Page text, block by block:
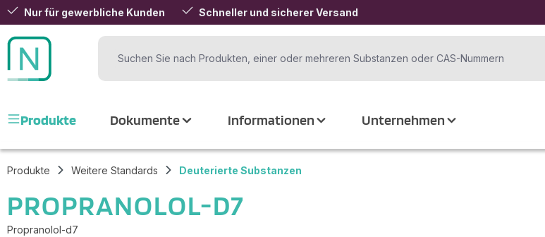
Hauptinhalt springen
Zur Suche springen
Zur Hauptnavigation springen
Nur für gewerbliche Kunden Schneller und sicherer Versand
Produkte Dokumente Informationen Unternehmen
Produkte Weitere Standards Deuterierte Substanzen
PROPRANOLOL-D7
Propranolol-d7